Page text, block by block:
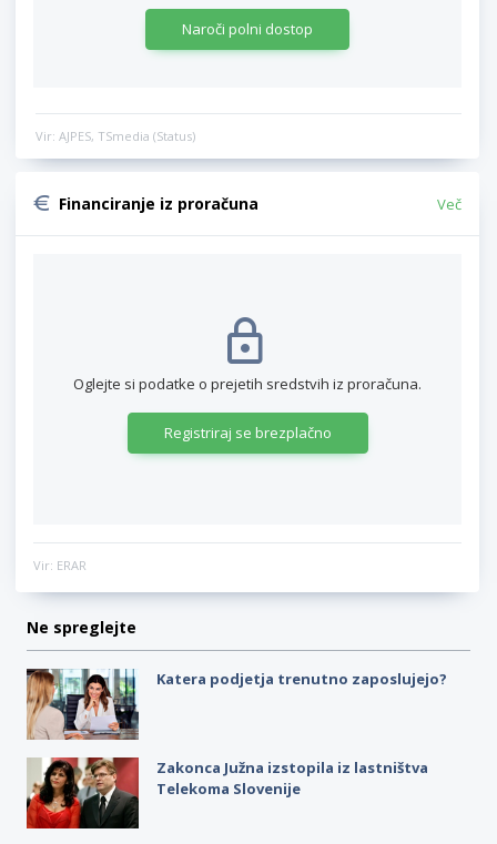
Naroči polni dostop
Vir: AJPES, TSmedia (Status)
Financiranje iz proračuna Več
Oglejte si podatke o prejetih sredstvih iz proračuna.
Registriraj se brezplačno
Vir: ERAR
Ne spreglejte
Katera podjetja trenutno zaposlujejo?
Zakonca Južna izstopila iz lastništva
Telekoma Slovenije